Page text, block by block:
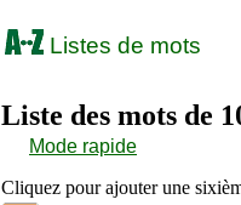
Listes de mots
Liste des mots de
Mode rapide
Cliquez pour ajouter une